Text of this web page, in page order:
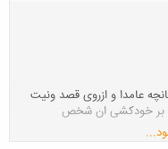
عامدا و ازروی قصد ونیت
بر خودکشی ان شخص